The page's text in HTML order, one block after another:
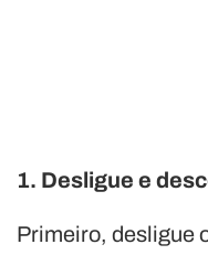
1. Desligue e
Primeiro, desligue